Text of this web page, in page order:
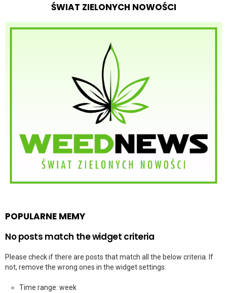
ŚWIAT ZIELONYCH NOWOŚCI
POPULARNE MEMY
No posts match the widget criteria
Please check if there are posts that match all the below criteria. If
not, remove the wrong ones in the widget settings.
Time range: week